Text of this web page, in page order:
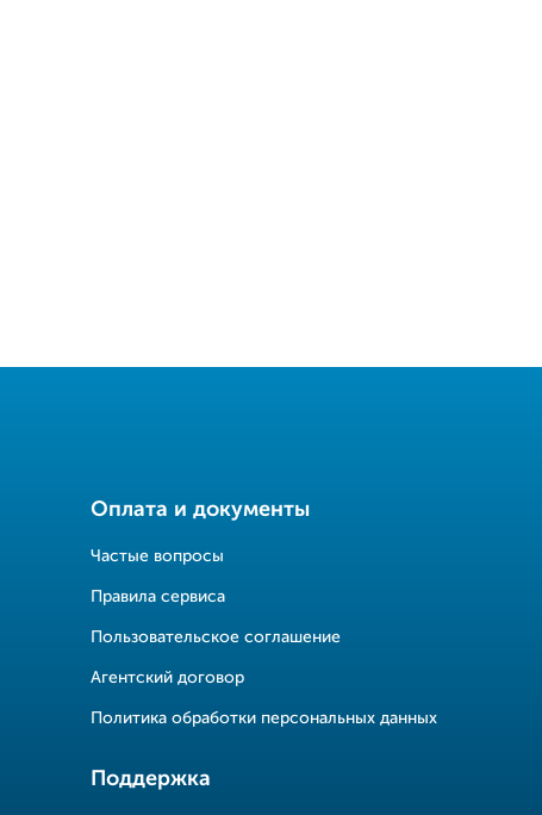
Оплата и документы
Частые вопросы
Правила сервиса
Пользовательское соглашение
Агентский договор
Политика обработки персональных данных
Поддержка